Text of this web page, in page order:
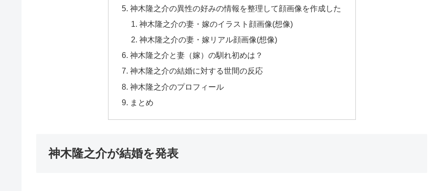
神木隆之介の異性の好みの情報を整理して顔画像を作成した
神木隆之介の妻・嫁のイラスト顔画像(想像)
神木隆之介の妻・嫁リアル顔画像(想像)
神木隆之介と妻（嫁）の馴れ初めは？
神木隆之介の結婚に対する世間の反応
神木隆之介のプロフィール
まとめ
神木隆之介が結婚を発表